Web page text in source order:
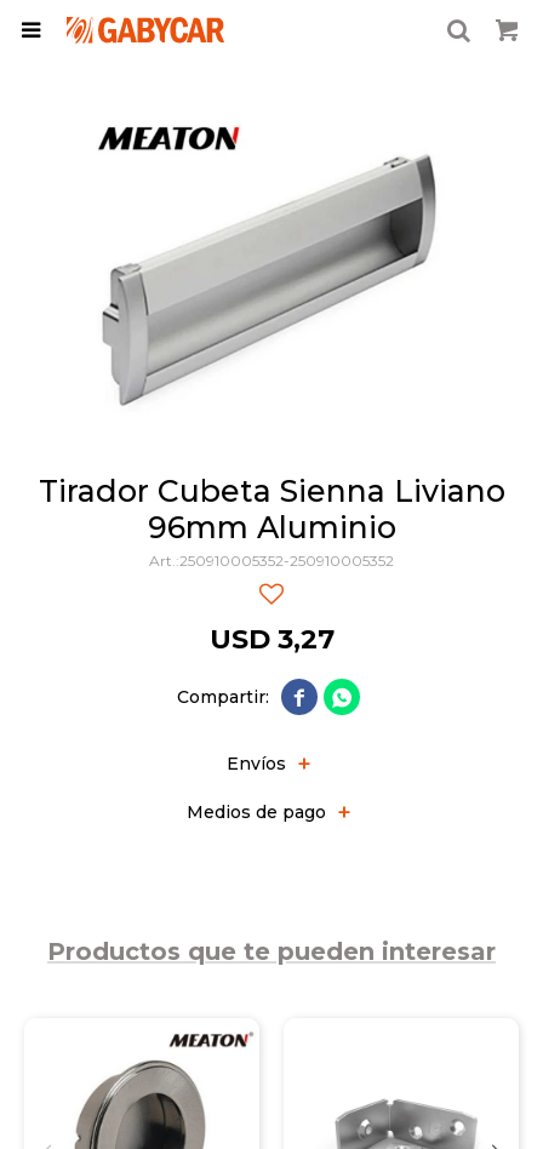

Tirador Cubeta Sienna Liviano
96mm Aluminio
250910005352-250910005352
USD 3,27
 
Envíos
Medios de pago
Productos que te pueden interesar